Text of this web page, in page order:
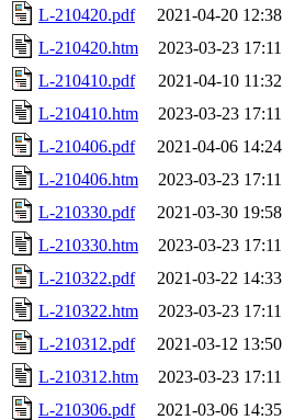
L-210420.pdf
2021-04-20 12:38
L-210420.htm
2023-03-23 17:11
L-210410.pdf
2021-04-10 11:32
L-210410.htm
2023-03-23 17:11
L-210406.pdf
2021-04-06 14:24
L-210406.htm
2023-03-23 17:11
L-210330.pdf
2021-03-30 19:58
L-210330.htm
2023-03-23 17:11
L-210322.pdf
2021-03-22 14:33
L-210322.htm
2023-03-23 17:11
L-210312.pdf
2021-03-12 13:50
L-210312.htm
2023-03-23 17:11
L-210306.pdf
2021-03-06 14:35